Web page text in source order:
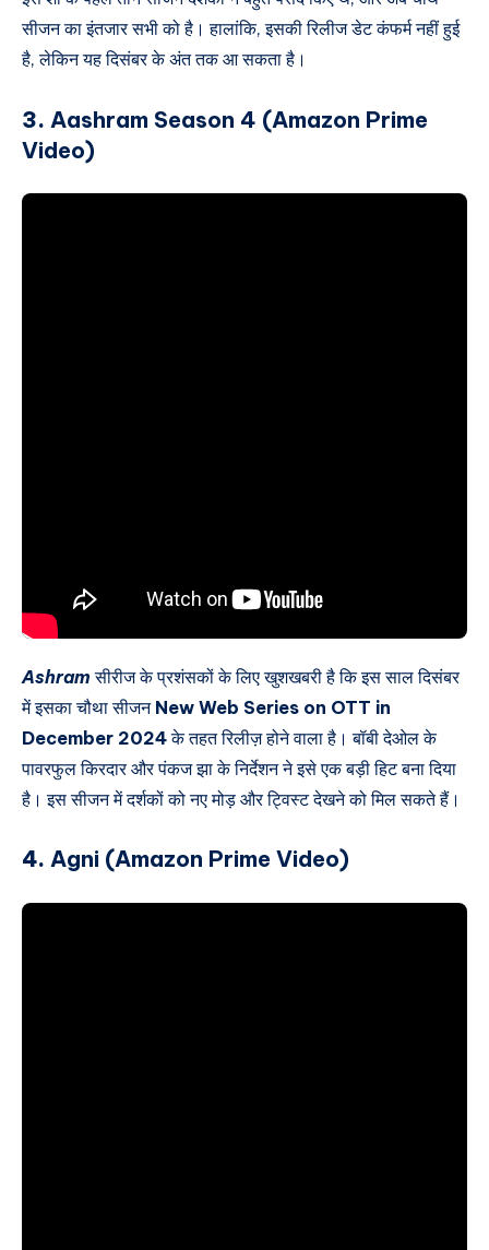
सीजन का इंतजार सभी को है। हालांकि, इसकी रिलीज डेट कंफर्म नहीं हुई
है, लेकिन यह दिसंबर के अंत तक आ सकता है।
3. Aashram Season 4 (Amazon Prime
Video)
Ashram सीरीज के प्रशंसकों के लिए खुशखबरी है कि इस साल दिसंबर
में इसका चौथा सीजन New Web Series on OTT in
December 2024के तहत रिलीज़ होने वाला है। बॉबी देओल के
पावरफुल किरदार और पंकज झा के निर्देशन ने इसे एक बड़ी हिट बना दिया
है। इस सीजन में दर्शकों को नए मोड़ और ट्विस्ट देखने को मिल सकते हैं।
4. Agni (Amazon Prime Video)